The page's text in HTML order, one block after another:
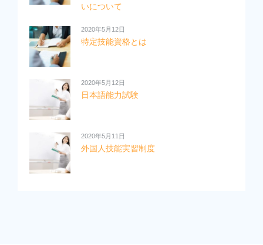
いについて
2020年5月12日
特定技能資格とは
2020年5月12日
日本語能力試験
2020年5月11日
外国人技能実習制度